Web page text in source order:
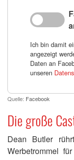
Ich bin damit
angezeigt
Daten an
unseren
Quelle: Facebook
Die große
Dean Butler
Werbetrommel